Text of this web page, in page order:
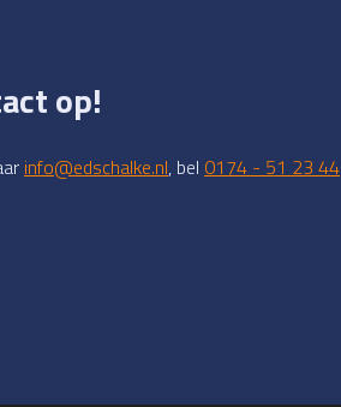
op!
info@edschalke.nl, bel 0174 - 51 23 44